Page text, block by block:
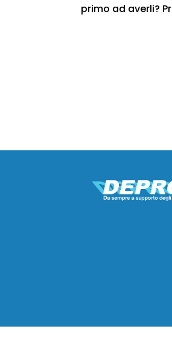
primo ad averli?